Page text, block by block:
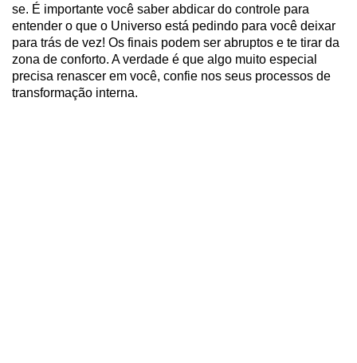
se. É importante você saber abdicar do controle para
entender o que o Universo está pedindo para você deixar
para trás de vez! Os finais podem ser abruptos e te tirar da
zona de conforto. A verdade é que algo muito especial
precisa renascer em você, confie nos seus processos de
transformação interna.